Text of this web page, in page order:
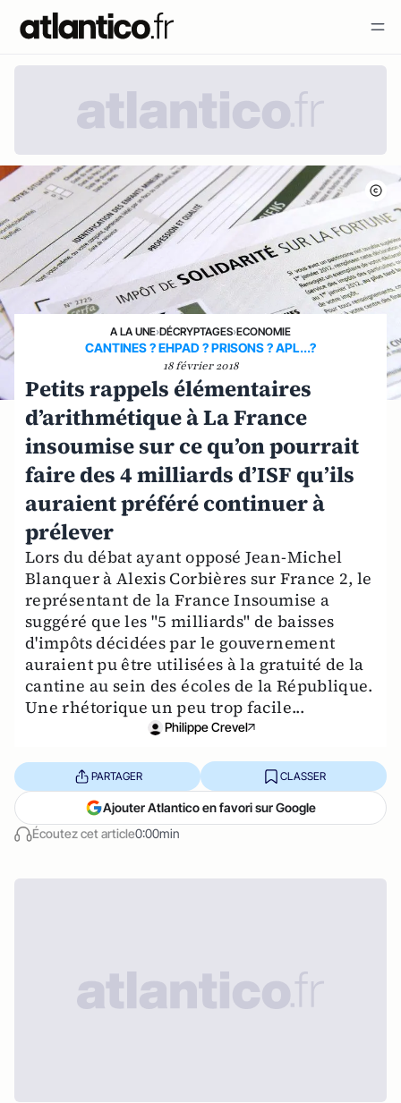
A LA UNE›DÉCRYPTAGES›ECONOMIE
CANTINES ? EHPAD ? PRISONS ? APL...?
18 février 2018
Petits rappels élémentaires
d’arithmétique à La France
insoumise sur ce qu’on pourrait
faire des 4 milliards d’ISF qu’ils
auraient préféré continuer à
prélever
Lors du débat ayant opposé Jean-Michel
Blanquer à Alexis Corbières sur France 2, le
représentant de la France Insoumise a
suggéré que les "5 milliards" de baisses
d'impôts décidées par le gouvernement
auraient pu être utilisées à la gratuité de la
cantine au sein des écoles de la République.
Une rhétorique un peu trop facile...
Philippe Crevel
Écoutez cet article0:00min
PARTAGER CLASSER
Ajouter Atlantico en favori sur Google